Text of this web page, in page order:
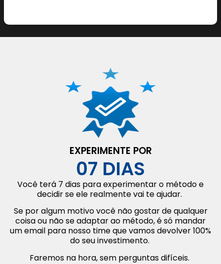
EXPERIMENTE POR
07 DIAS
Você terá 7 dias para experimentar o método e
decidir se ele realmente vai te ajudar.
Se por algum motivo você não gostar de qualquer
coisa ou não se adaptar ao método, é só mandar
um email para nosso time que vamos devolver 100%
do seu investimento.
Faremos na hora, sem perguntas difíceis.